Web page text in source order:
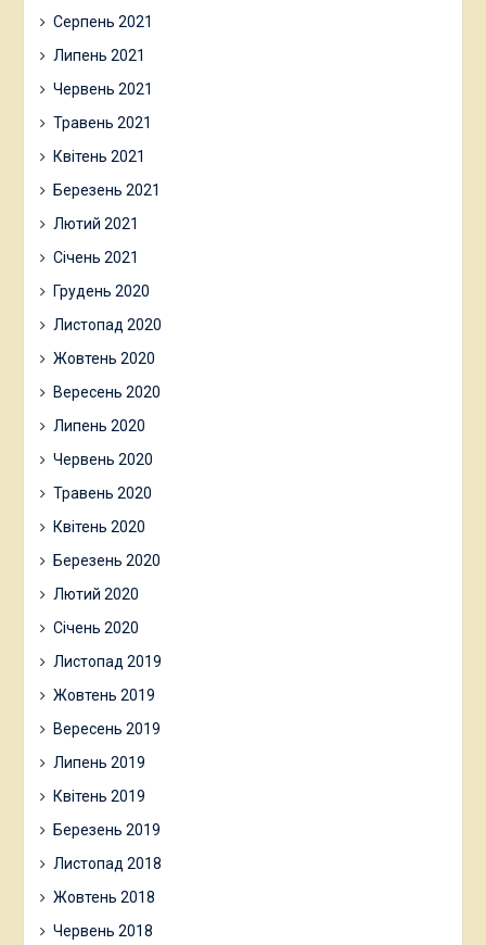
Серпень 2021
Липень 2021
Червень 2021
Травень 2021
Квітень 2021
Березень 2021
Лютий 2021
Січень 2021
Грудень 2020
Листопад 2020
Жовтень 2020
Вересень 2020
Липень 2020
Червень 2020
Травень 2020
Квітень 2020
Березень 2020
Лютий 2020
Січень 2020
Листопад 2019
Жовтень 2019
Вересень 2019
Липень 2019
Квітень 2019
Березень 2019
Листопад 2018
Жовтень 2018
Червень 2018